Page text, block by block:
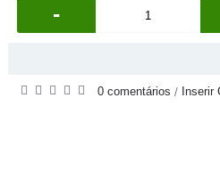
-
0 comentários / Inserir